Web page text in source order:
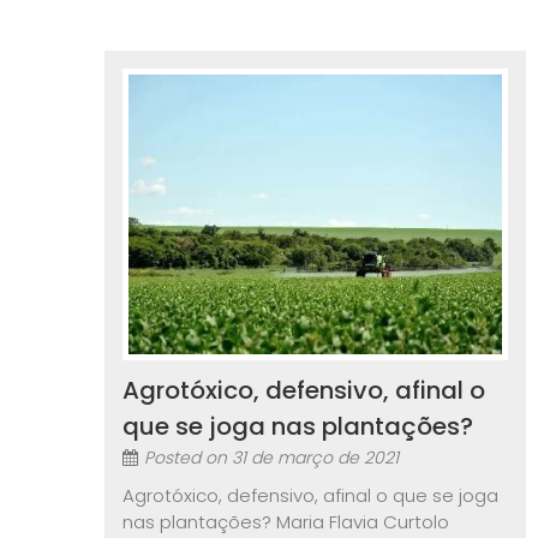
Agrotóxico, defensivo, afinal o
que se joga nas plantações?
Posted on 31 de março de 2021
Agrotóxico, defensivo, afinal o que se joga
nas plantações? Maria Flavia Curtolo